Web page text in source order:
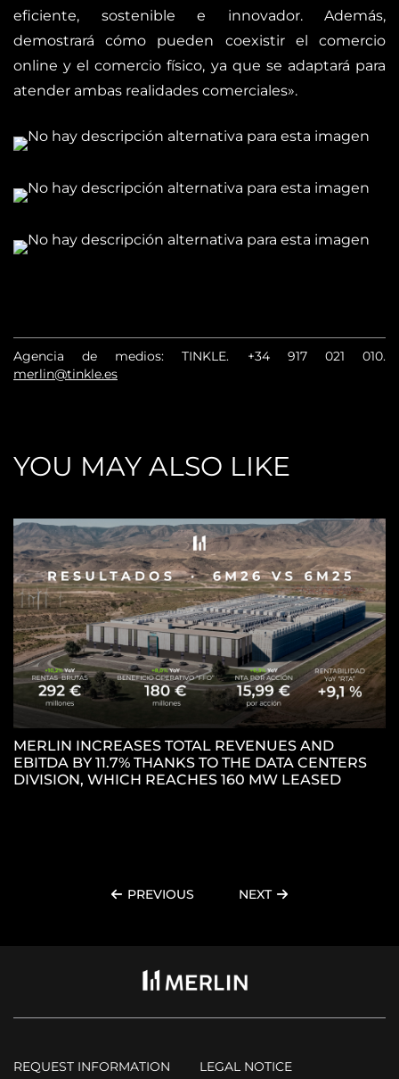
eficiente, sostenible e innovador. Además,
demostrará cómo pueden coexistir el comercio
online y el comercio físico, ya que se adaptará para
atender ambas realidades comerciales».
Agencia de medios: TINKLE. +34 917 021 010.
merlin@tinkle.es
YOU MAY ALSO LIKE
MERLIN INCREASES TOTAL REVENUES AND
EBITDA BY 11.7% THANKS TO THE DATA CENTERS
DIVISION, WHICH REACHES 160 MW LEASED
PREVIOUS NEXT
REQUEST INFORMATION LEGAL NOTICE